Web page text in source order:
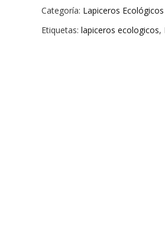
Categoría: Lapiceros Ecológicos
Etiquetas: lapiceros ecologicos,